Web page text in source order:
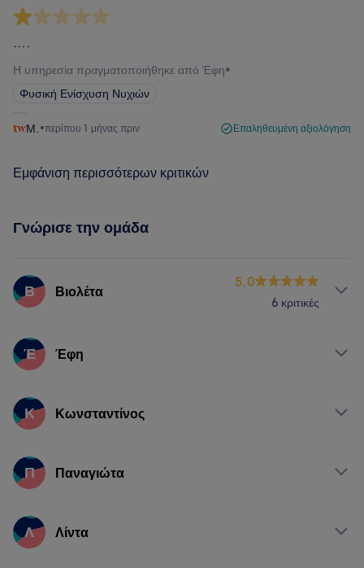
….
Η υπηρεσία πραγματοποιήθηκε από Έφη•
Φυσική Ενίσχυση Νυχιών
Μ. •περίπου 1 μήνας πριν Επαληθευμένη αξιολόγηση
Εμφάνιση περισσότερων κριτικών
Γνώρισε την ομάδα
Β Βιολέτα
5.0
6 κριτικές
Υπηρεσίες
Έ Έφη
Υπηρεσίες
Κ Κωνσταντίνος
Υπηρεσίες
Π Παναγιώτα
Υπηρεσίες
Λ Λίντα